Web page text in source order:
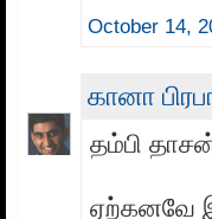
October 14,
கானா
தம்பி
ஏற்கனவே